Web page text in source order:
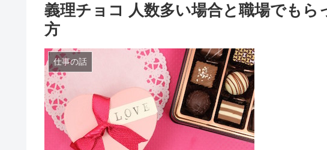
義理チョコ 人数多い場合と職場でもら
方
仕事の話